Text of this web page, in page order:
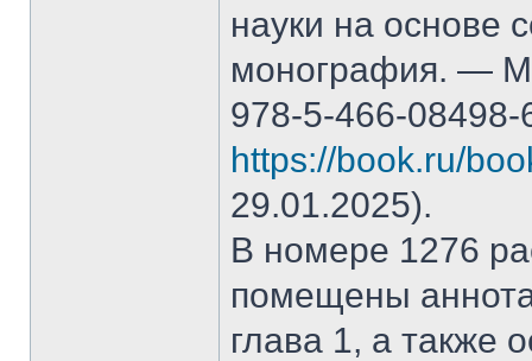
науки на основе
монография. —
978-5-466-
https://book.ru/
29.01.2025).
В номере 1276
помещены
глава 1, а также